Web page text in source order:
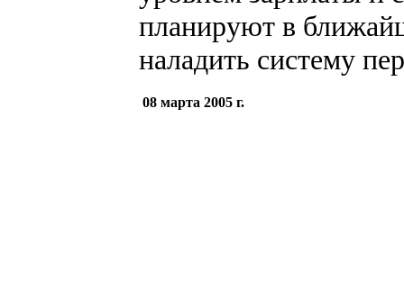
планируют в
наладить систему
08 марта 2005 г.